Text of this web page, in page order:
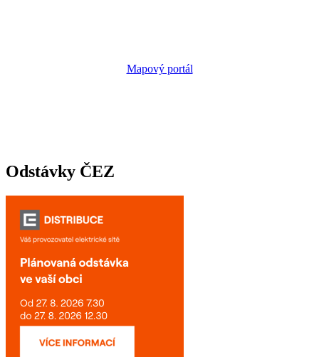
Mapový portál
Odstávky ČEZ